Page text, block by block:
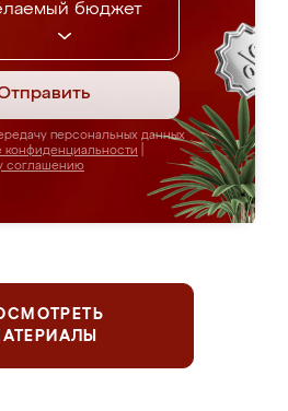
бюджет
персональных данных
конфиденциальности
соглашению